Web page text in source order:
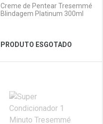
Ver Desconto Convênio
Creme de Pentear Tresemmé
Blindagem Platinum 300ml
PRODUTO ESGOTADO
Laboratório
Por Menos